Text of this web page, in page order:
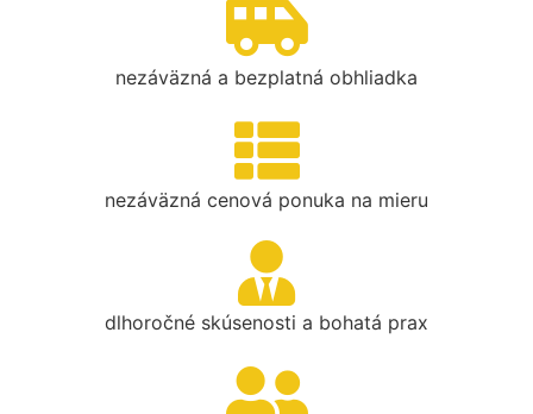
nezáväzná a bezplatná obhliadka
nezáväzná cenová ponuka na mieru
dlhoročné skúsenosti a bohatá prax